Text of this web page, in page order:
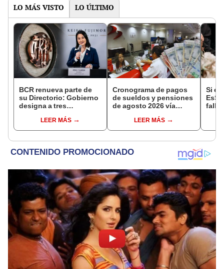
LO MÁS VISTO LO ÚLTIMO
BCR renueva parte de
su Directorio: Gobierno
designa a tres
EjecutivoLEER MÁS
Cronograma de pagos
de sueldos y pensiones
de agosto 2026 vía
conoce las fechas de
depósito
LEER MÁS
Si